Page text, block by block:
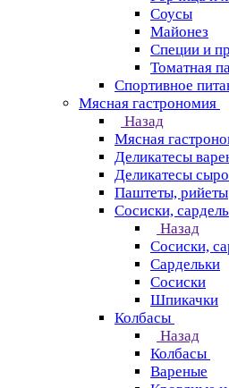
Соусы
Майонез
Специи и
Томатная
Спортивное
Мясная гастрономия
Назад
Мясная
Деликатесы
Деликатесы
Паштеты, рийеты
Сосиски,
Назад
Сосиски,
Сардельки
Сосиски
Шпикачки
Колбасы
Назад
Колбасы
Вареные